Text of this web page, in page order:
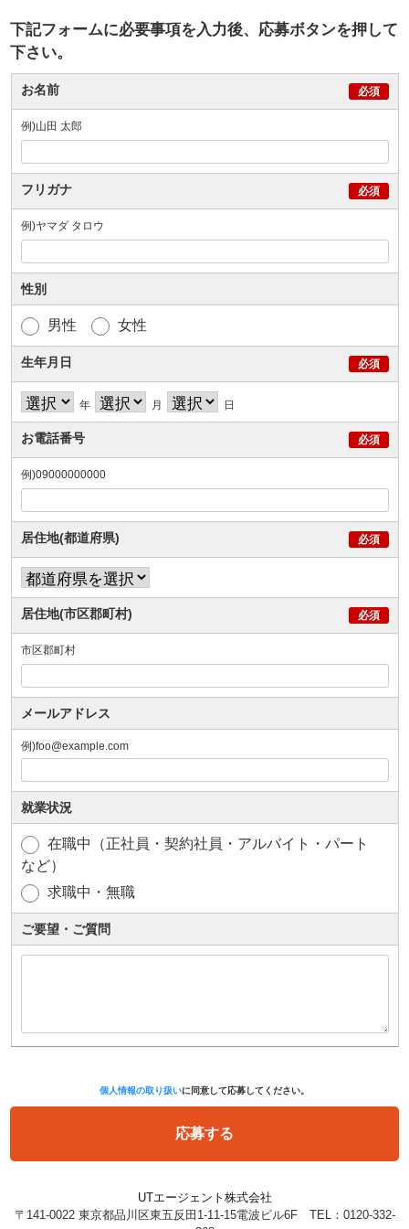
下記フォームに必要事項を入力後、応募ボタンを押して
下さい。
お名前
例)山田 太郎
フリガナ
例)ヤマダ タロウ
性別
男性 女性
生年月日
年 月 日
お電話番号
例)09000000000
居住地(都道府県)
居住地(市区郡町村)
市区郡町村
メールアドレス
例)foo@example.com
就業状況
在職中（正社員・契約社員・アルバイト・パート
など）
求職中・無職
ご要望・ご質問
個人情報の取り扱いに同意して応募してください。
UTエージェント株式会社
〒141-0022 東京都品川区東五反田1-11-15電波ビル6F TEL：0120-332-